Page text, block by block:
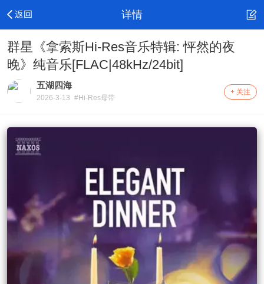
详情
群星《拿索斯Hi-Res音乐特辑: 怦然的夜
晚》纯音乐[FLAC|48kHz/24bit]
五湖四海
2026-3-13 #Hi-Res母带
+ 关注